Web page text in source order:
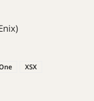
XSX